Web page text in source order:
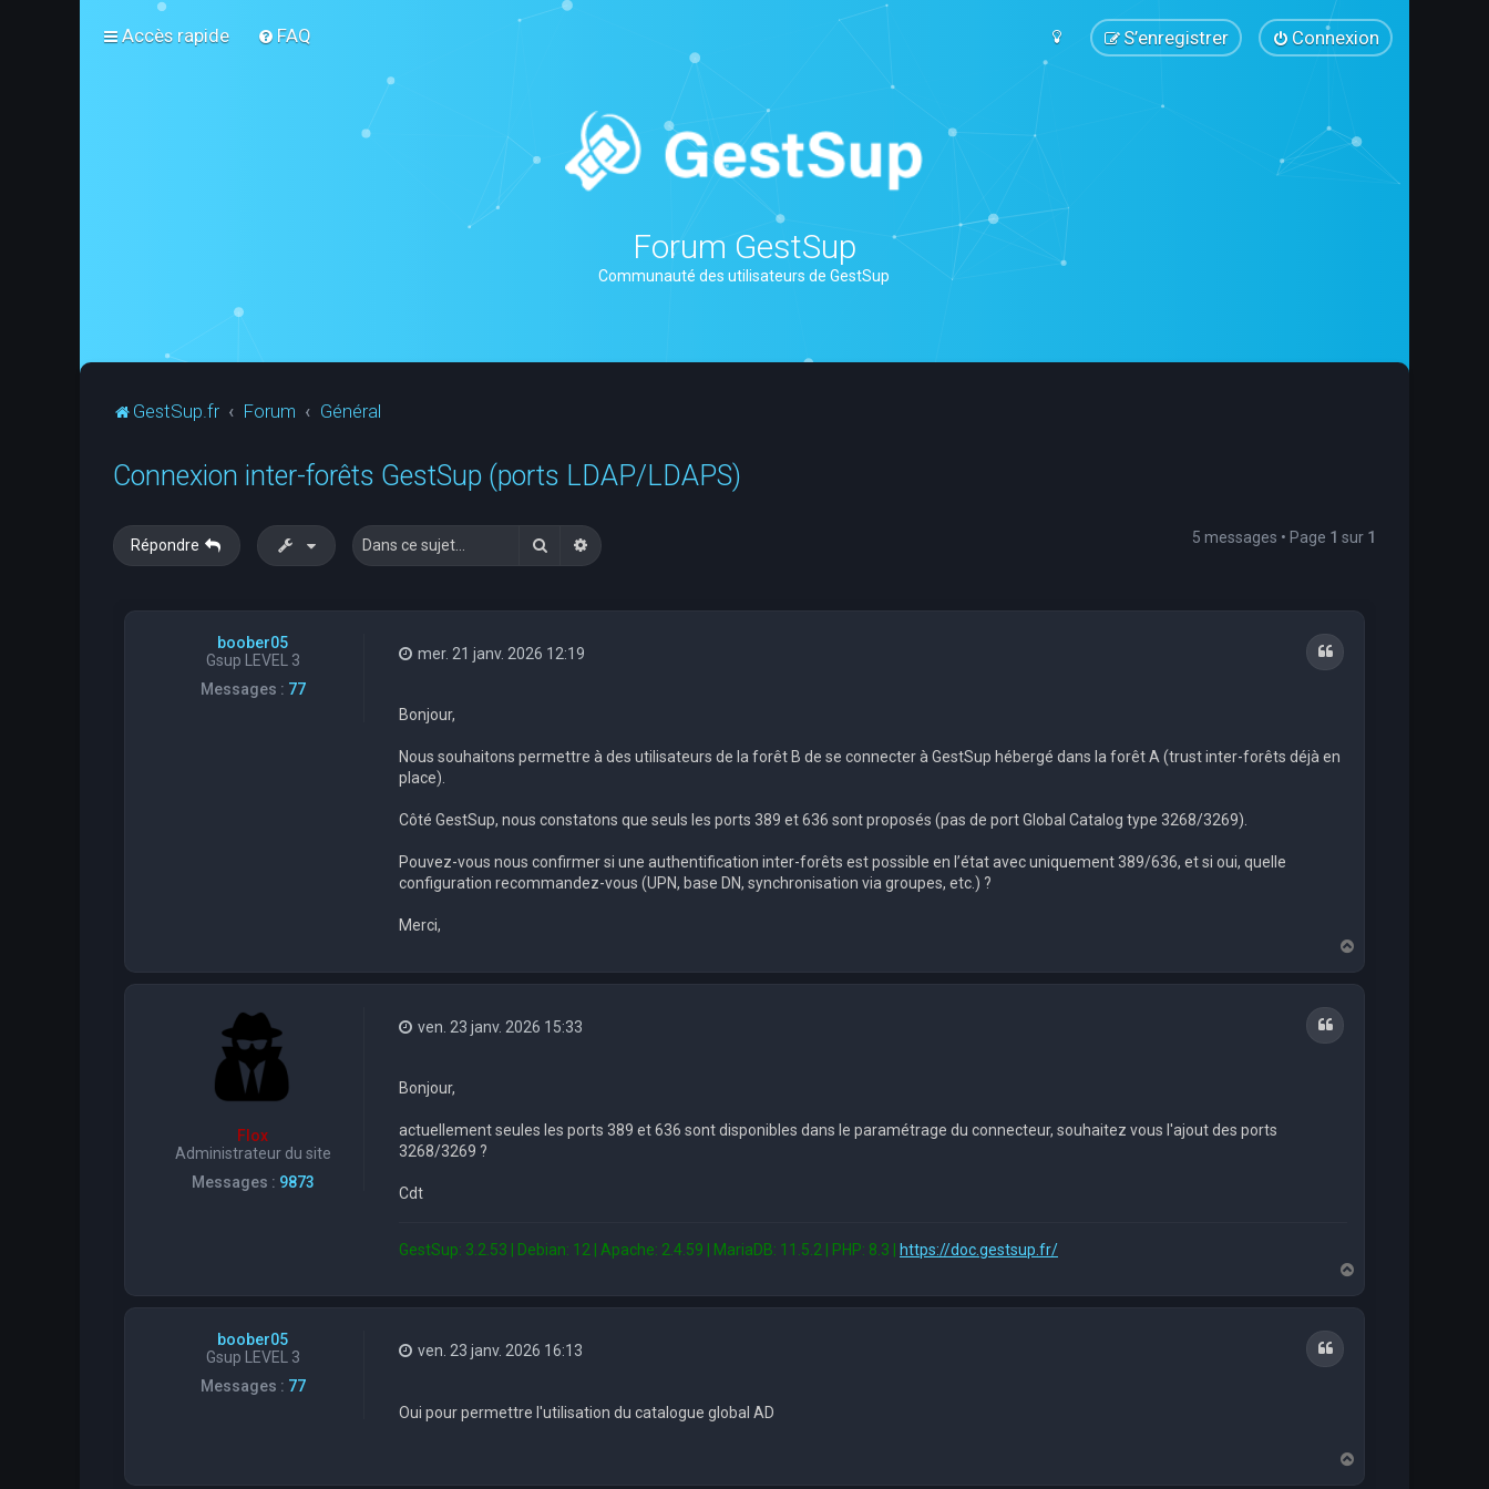
Accès rapide FAQ Connexion
S’enregistrer
Forum GestSup
Communauté des utilisateurs de GestSup
GestSup.fr Forum Général
Connexion inter-forêts GestSup (ports LDAP/LDAPS)
Répondre RechercherRecherche avancée 5 messages • Page 1 sur 1
boober05
Gsup LEVEL 3
Messages : 77
Citation
mer. 21 janv. 2026 12:19
Bonjour,
Nous souhaitons permettre à des utilisateurs de la forêt B de se connecter à GestSup hébergé dans la forêt A (trust inter-forêts déjà en
place).
Côté GestSup, nous constatons que seuls les ports 389 et 636 sont proposés (pas de port Global Catalog type 3268/3269).
Pouvez-vous nous confirmer si une authentification inter-forêts est possible en l’état avec uniquement 389/636, et si oui, quelle
configuration recommandez-vous (UPN, base DN, synchronisation via groupes, etc.) ?
Merci,
a
Flox
Administrateur du site
Messages : 9873
Citation
ven. 23 janv. 2026 15:33
Bonjour,
actuellement seules les ports 389 et 636 sont disponibles dans le paramétrage du connecteur, souhaitez vous l'ajout des ports
3268/3269 ?
Cdt
GestSup: 3.2.53 | Debian: 12 | Apache: 2.4.59 | MariaDB: 11.5.2 | PHP: 8.3 |
https://doc.gestsup.fr/
a
u
boober05
Gsup LEVEL 3
Messages : 77
Citation
ven. 23 janv. 2026 16:13
Oui pour permettre l'utilisation du catalogue global AD
a